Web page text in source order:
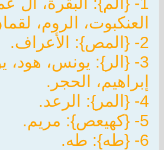
العنكبوت، الروم،
2- {المص}: الأعراف.
3- {الر}: يونس،
إبراهيم، الحجر.
4- {المر}: الرعد.
5- {كهيعص}: مريم.
6- {طه}: طه.